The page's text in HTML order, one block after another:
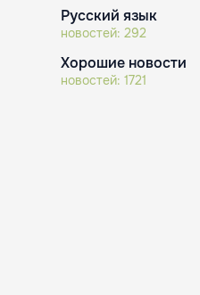
Русский язык
новостей: 292
Хорошие новости
новостей: 1721